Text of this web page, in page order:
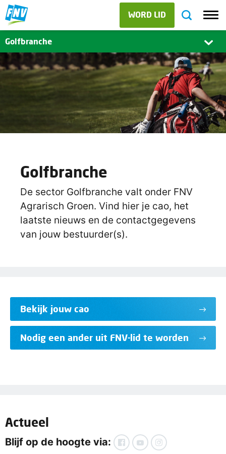
WORD LID
Golfbranche
Golfbranche
De sector Golfbranche valt onder FNV
Agrarisch Groen. Vind hier je cao, het
laatste nieuws en de contactgegevens
van jouw bestuurder(s).
Bekijk jouw cao
Nodig een ander uit FNV-lid te worden
Actueel
Blijf op de hoogte via: